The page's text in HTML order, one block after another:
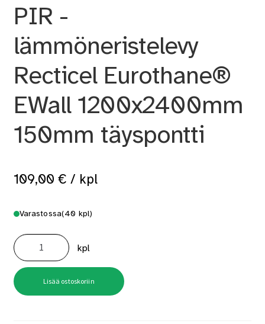
PIR -
lämmöneristelevy
Recticel Eurothane®
EWall 1200x2400mm
150mm täyspontti
109,00 € / kpl
Varastossa(40 kpl)
PIR
-
lämmöneristelevy
Recticel
Eurothane®
EWall
1200x2400mm
150mm
täyspontti
kpl
Lisää ostoskoriin